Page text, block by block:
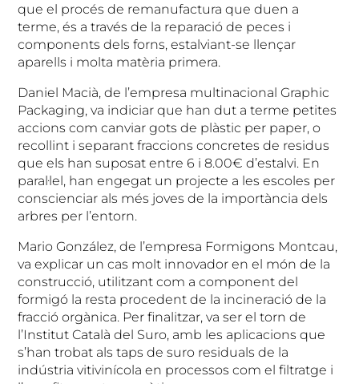
que el procés de remanufactura que duen a
terme, és a través de la reparació de peces i
components dels forns, estalviant-se llençar
aparells i molta matèria primera.
Daniel Macià, de l’empresa multinacional Graphic
Packaging, va indiciar que han dut a terme petites
accions com canviar gots de plàstic per paper, o
recollint i separant fraccions concretes de residus
que els han suposat entre 6 i 8.00€ d’estalvi. En
paral·lel, han engegat un projecte a les escoles per
conscienciar als més joves de la importància dels
arbres per l’entorn.
Mario González, de l’empresa Formigons Montcau,
va explicar un cas molt innovador en el món de la
construcció, utilitzant com a component del
formigó la resta procedent de la incineració de la
fracció orgànica. Per finalitzar, va ser el torn de
l’Institut Català del Suro, amb les aplicacions que
s’han trobat als taps de suro residuals de la
indústria vitivinícola en processos com el filtratge i